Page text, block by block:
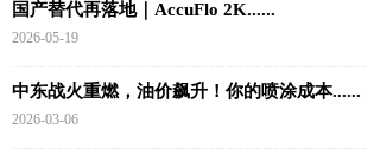
国产替代再落地｜AccuFlo 2K......
2026-05-19
中东战火重燃，油价飙升！你的喷涂成本......
2026-03-06